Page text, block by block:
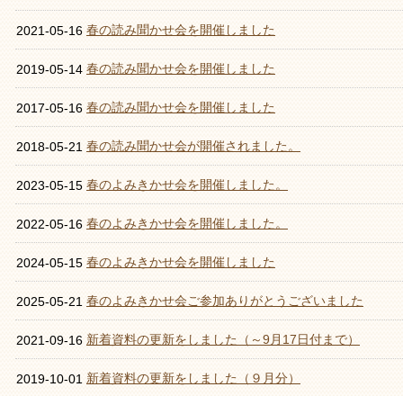
2021-05-16 春の読み聞かせ会を開催しました
2019-05-14 春の読み聞かせ会を開催しました
2017-05-16 春の読み聞かせ会を開催しました
2018-05-21 春の読み聞かせ会が開催されました。
2023-05-15 春のよみきかせ会を開催しました。
2022-05-16 春のよみきかせ会を開催しました。
2024-05-15 春のよみきかせ会を開催しました
2025-05-21 春のよみきかせ会ご参加ありがとうございました
2021-09-16 新着資料の更新をしました（～9月17日付まで）
2019-10-01 新着資料の更新をしました（９月分）